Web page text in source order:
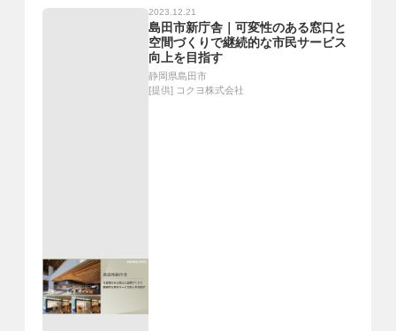
2023.12.21
島田市新庁舎｜可変性のある窓口と
空間づくりで継続的な市民サービス
向上を目指す
静岡県島田市
[提供] コクヨ株式会社